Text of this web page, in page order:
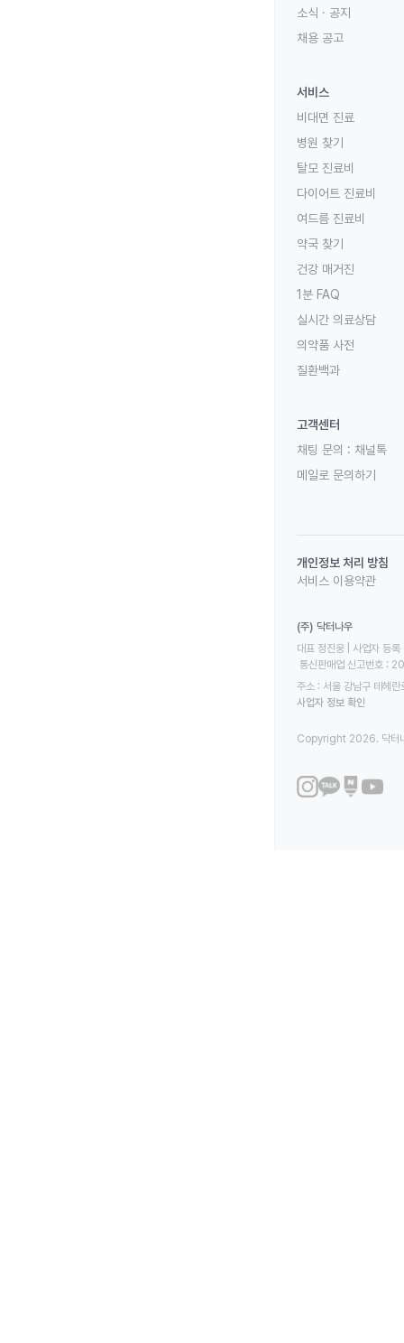
소식 · 공지
채용 공고
서비스
비대면 진료
병원 찾기
탈모 진료비
다이어트 진료비
여드름 진료비
약국 찾기
건강 매거진
1분 FAQ
실시간 의료상담
의약품 사전
질환백과
고객센터
채팅 문의 : 채널톡
메일로 문의하기
개인정보 처리 방침
서비스 이용약관
(주) 닥터나우
대표 정진웅 | 사업자
통신판매업 신고번호
주소 : 서울 강남구 테헤
사업자 정보 확인
Copyright 2026. 닥터